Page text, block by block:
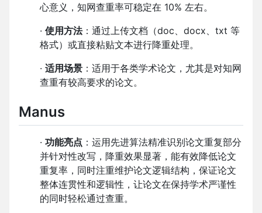
心意义，知网查重率可稳定在 10% 左右。
· 使用方法：通过上传文档（doc、docx、txt 等
格式）或直接粘贴文本进行降重处理。
· 适用场景 ：适用于各类学术论文，尤其是对知网
查重有较高要求的论文。
Manus
· 功能亮点 ：运用先进算法精准识别论文重复部分
并针对性改写，降重效果显著，能有效降低论文
重复率，同时注重维护论文逻辑结构，保证论文
整体连贯性和逻辑性，让论文在保持学术严谨性
的同时轻松通过查重。